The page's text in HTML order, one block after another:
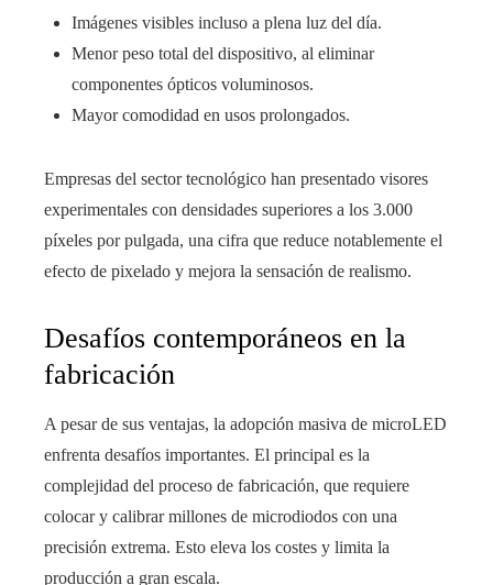
Imágenes visibles incluso a plena luz del día.
Menor peso total del dispositivo, al eliminar
componentes ópticos voluminosos.
Mayor comodidad en usos prolongados.
Empresas del sector tecnológico han presentado visores
experimentales con densidades superiores a los 3.000
píxeles por pulgada, una cifra que reduce notablemente el
efecto de pixelado y mejora la sensación de realismo.
Desafíos contemporáneos en la
fabricación
A pesar de sus ventajas, la adopción masiva de microLED
enfrenta desafíos importantes. El principal es la
complejidad del proceso de fabricación, que requiere
colocar y calibrar millones de microdiodos con una
precisión extrema. Esto eleva los costes y limita la
producción a gran escala.